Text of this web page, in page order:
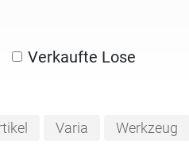
Verkaufte Lose
Varia Werkzeug